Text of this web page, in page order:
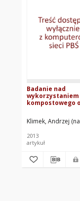
Badanie nad
wykorzystaniem
kompostowego
ektopróchnicy do
wzbogacenia
produkcji
drobnolistnej (
Klimek, Andrzej
2013
artykuł